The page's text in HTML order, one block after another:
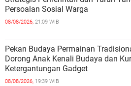
Persoalan Sosial Warga
08/08/2026, 21:09 WIB
Pekan Budaya Permainan
Dorong Anak Kenali Budaya dan
Ketergantungan Gadget
08/08/2026, 19:39 WIB